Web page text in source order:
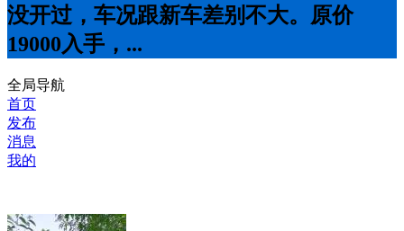
没开过，车况跟新车差别不大。原价
19000入手，...
全局导航
首页
发布
消息
我的